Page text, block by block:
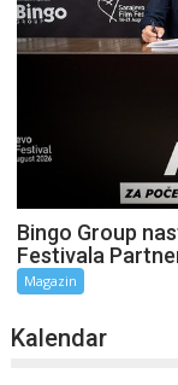
Bingo Group
Festivala
Magazin
Kalendar